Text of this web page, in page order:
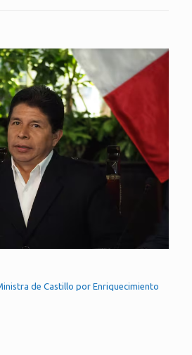
de Castillo por Enriquecimiento